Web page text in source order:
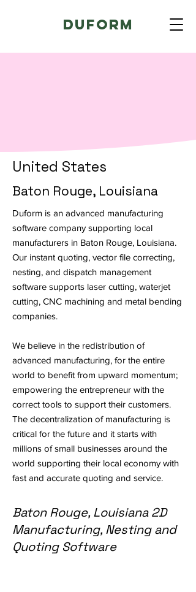
Duform
United States
Baton Rouge, Louisiana
Duform is an advanced manufacturing
software company supporting local
manufacturers in Baton Rouge, Louisiana.
Our instant quoting, vector file correcting,
nesting, and dispatch management
software supports laser cutting, waterjet
cutting, CNC machining and metal bending
companies.
We believe in the redistribution of
advanced manufacturing, for the entire
world to benefit from upward momentum;
empowering the entrepreneur with the
correct tools to support their customers.
The decentralization of manufacturing is
critical for the future and it starts with
millions of small businesses around the
world supporting their local economy with
fast and accurate quoting and service.
Baton Rouge, Louisiana 2D
Manufacturing, Nesting and
Quoting Software